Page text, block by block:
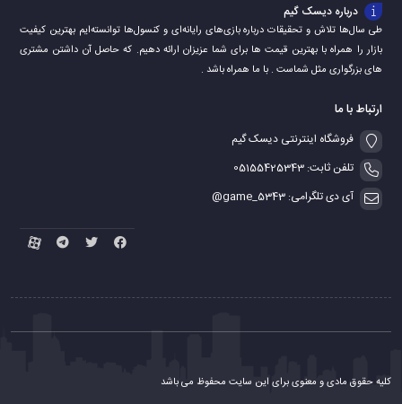
درباره دیسک گیم
طی سال‌ها تلاش و تحقیقات درباره بازی‌های رایانه‌ای و کنسول‌ها توانسته‌ایم بهترین کیفیت
بازار را همراه با بهترین قیمت ها برای شما عزیزان ارائه دهیم. که حاصل آن داشتن مشتری
های بزرگواری مثل شماست . با ما همراه باشد .
ارتباط با ما
فروشگاه اینترنتی دیسک گیم
تلفن ثابت: 05155425343
آی دی تلگرامی: game_5343@
کلیه حقوق مادی و معنوی برای این سایت محفوظ می باشد